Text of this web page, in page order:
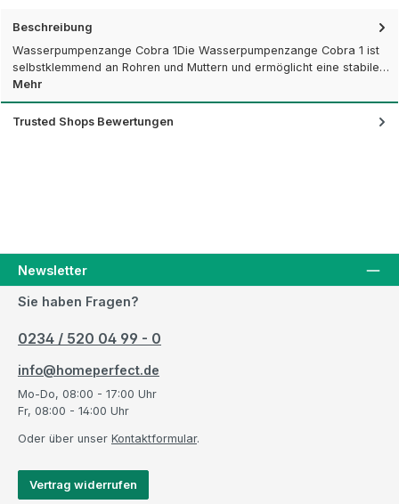
Beschreibung
Wasserpumpenzange Cobra 1Die Wasserpumpenzange Cobra 1 ist
selbstklemmend an Rohren und Muttern und ermöglicht eine stabile…
Mehr
Trusted Shops Bewertungen
Newsletter
Sie haben Fragen?
0234 / 520 04 99 - 0
info@homeperfect.de
Mo-Do, 08:00 - 17:00 Uhr
Fr, 08:00 - 14:00 Uhr
Oder über unser Kontaktformular.
Vertrag widerrufen